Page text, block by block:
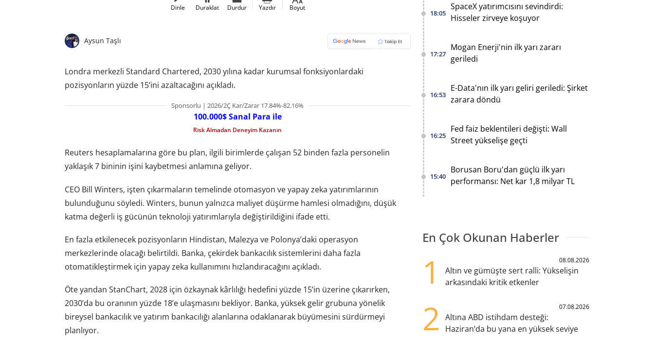
Dinle Duraklat Durdur Yazdır Boyut
Aysun Taşlı
Londra merkezli Standard Chartered, 2030 yılına kadar kurumsal fonksiyonlardaki
pozisyonların yüzde 15’ini azaltacağını açıkladı.
Sponsorlu | 2026/2Ç Kar/Zarar 17.84%-82.16%
100.000$ Sanal Para ile
Risk Almadan Deneyim Kazanın
Reuters hesaplamalarına göre bu plan, ilgili birimlerde çalışan 52 binden fazla personelin
yaklaşık 7 bininin işini kaybetmesi anlamına geliyor.
CEO Bill Winters, işten çıkarmaların temelinde otomasyon ve yapay zeka yatırımlarının
bulunduğunu söyledi. Winters, bunun yalnızca maliyet düşürme hamlesi olmadığını, düşük
katma değerli iş gücünün teknoloji yatırımlarıyla değiştirildiğini ifade etti.
En fazla etkilenecek pozisyonların Hindistan, Malezya ve Polonya’daki operasyon
merkezlerinde olacağı belirtildi. Banka, çekirdek bankacılık sistemlerini daha fazla
otomatikleştirmek için yapay zeka kullanımını hızlandıracağını açıkladı.
Öte yandan StanChart, 2028 için özkaynak kârlılığı hedefini yüzde 15’in üzerine çıkarırken,
2030’da bu oranının yüzde 18’e ulaşmasını bekliyor. Banka, yüksek gelir grubuna yönelik
bireysel bankacılık ve yatırım bankacılığı alanlarına odaklanarak büyümesini sürdürmeyi
planlıyor.
18:05
SpaceX yatırımcısını sevindirdi:
Hisseler zirveye koşuyor
17:27
Mogan Enerji'nin ilk yarı zararı
geriledi
16:53
E-Data'nın ilk yarı geliri geriledi: Şirket
zarara döndü
16:25
Fed faiz beklentileri değişti: Wall
Street yükselişe geçti
15:40
Borusan Boru'dan güçlü ilk yarı
performansı: Net kar 1,8 milyar TL
En Çok Okunan Haberler
1 08.08.2026
Altın ve gümüşte sert ralli: Yükselişin
arkasındaki kritik etkenler
2 07.08.2026
Altına ABD istihdam desteği:
Haziran’da bu yana en yüksek seviye